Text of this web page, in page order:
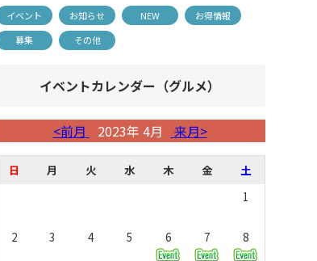
イベント お知らせ NEW
お得情報
募集
その他
イベントカレンダー（グルメ）
<前月 2023年 4月 来月>
日 月 火 水 木 金
土
1
2 3 4 5 6 7 8